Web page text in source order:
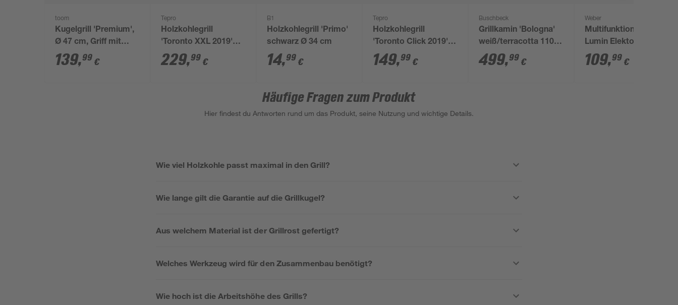
toom
Kugelgrill 'Premium',
Ø 47 cm, Griff mit
Hitzeschutz
139,99 €
Tepro
Holzkohlegrill
'Toronto XXL 2019'
152 x 137 x 73 cm
229,99 €
B1
Holzkohlegrill 'Primo'
schwarz Ø 34 cm
14,99 €
Tepro
Holzkohlegrill
'Toronto Click 2019'
schwarz 115 x 107 x
67 cm
149,99 €
Buschbeck
Grillkamin 'Bologna'
weiß/terracotta 110 x
210 x 65 cm
499,99 €
Weber
Multifunktions-Set für
Lumin Elektogrill 4-
teilig
109,99 €
Häufige Fragen zum Produkt
Hier findest du Antworten rund um das Produkt, seine Nutzung und wichtige Details.
Wie viel Holzkohle passt maximal in den Grill?
Wie lange gilt die Garantie auf die Grillkugel?
Aus welchem Material ist der Grillrost gefertigt?
Welches Werkzeug wird für den Zusammenbau benötigt?
Wie hoch ist die Arbeitshöhe des Grills?